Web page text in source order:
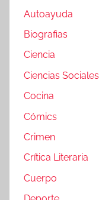
Autoayuda
Biografias
Ciencia
Ciencias Sociales
Cocina
Cómics
Crimen
Crítica Literaria
Cuerpo